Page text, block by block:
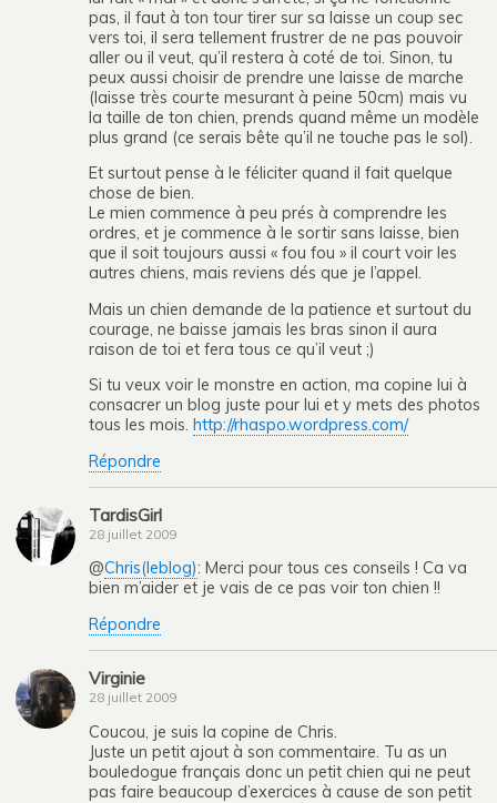
pas, il faut à ton tour tirer sur sa laisse un coup sec
vers toi, il sera tellement frustrer de ne pas pouvoir
aller ou il veut, qu’il restera à coté de toi. Sinon, tu
peux aussi choisir de prendre une laisse de marche
(laisse très courte mesurant à peine 50cm) mais vu
la taille de ton chien, prends quand même un modèle
plus grand (ce serais bête qu’il ne touche pas le sol).
Et surtout pense à le féliciter quand il fait quelque
chose de bien.
Le mien commence à peu prés à comprendre les
ordres, et je commence à le sortir sans laisse, bien
que il soit toujours aussi « fou fou » il court voir les
autres chiens, mais reviens dés que je l’appel.
Mais un chien demande de la patience et surtout du
courage, ne baisse jamais les bras sinon il aura
raison de toi et fera tous ce qu’il veut ;)
Si tu veux voir le monstre en action, ma copine lui à
consacrer un blog juste pour lui et y mets des photos
tous les mois. http://rhaspo.wordpress.com/
Répondre
TardisGirl
28 juillet 2009
@Chris(leblog): Merci pour tous ces conseils ! Ca va
bien m’aider et je vais de ce pas voir ton chien !!
Répondre
Virginie
28 juillet 2009
Coucou, je suis la copine de Chris.
Juste un petit ajout à son commentaire. Tu as un
bouledogue français donc un petit chien qui ne peut
pas faire beaucoup d’exercices à cause de son petit